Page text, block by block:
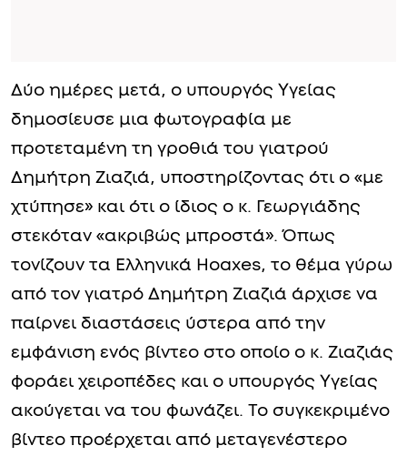
Δύο ημέρες μετά, ο υπουργός Υγείας
δημοσίευσε μια φωτογραφία με
προτεταμένη τη γροθιά του γιατρού
Δημήτρη Ζιαζιά, υποστηρίζοντας ότι ο «με
χτύπησε» και ότι ο ίδιος ο κ. Γεωργιάδης
στεκόταν «ακριβώς μπροστά». Όπως
τονίζουν τα Ελληνικά Hoaxes, το θέμα γύρω
από τον γιατρό Δημήτρη Ζιαζιά άρχισε να
παίρνει διαστάσεις ύστερα από την
εμφάνιση ενός βίντεο στο οποίο ο κ. Ζιαζιάς
φοράει χειροπέδες και ο υπουργός Υγείας
ακούγεται να του φωνάζει. Το συγκεκριμένο
βίντεο προέρχεται από μεταγενέστερο